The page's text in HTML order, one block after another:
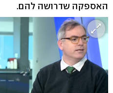
האספקה שדרושה להם.